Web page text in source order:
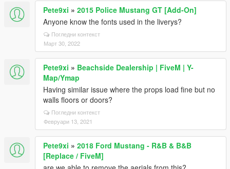
Pete9xi » 2015 Police Mustang GT [Add-On]
Anyone know the fonts used in the liverys?
Погледни контекст
Март 30, 2022
Pete9xi » Beachside Dealership | FiveM | Y-
Map/Ymap
Having similar issue where the props load fine but no
walls floors or doors?
Погледни контекст
Февруари 13, 2021
Pete9xi » 2018 Ford Mustang - R&B & B&B
[Replace / FiveM]